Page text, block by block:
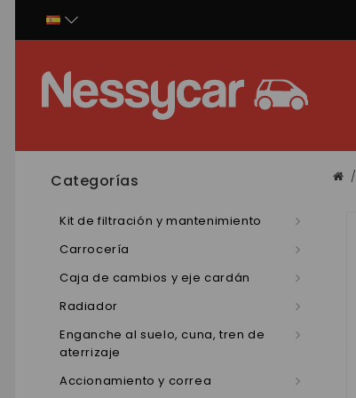
Categorías
Kit de filtración y mantenimiento
Carrocería
Caja de cambios y eje cardán
Radiador
Enganche al suelo, cuna, tren de
aterrizaje
Accionamiento y correa